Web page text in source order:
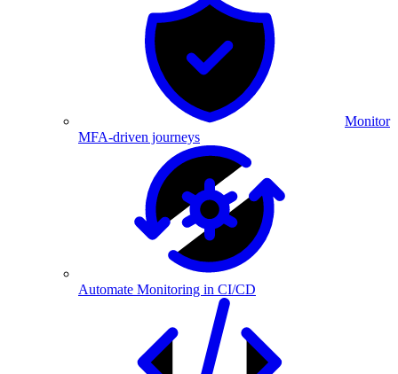
Monitor
MFA-driven journeys
Automate Monitoring in CI/CD